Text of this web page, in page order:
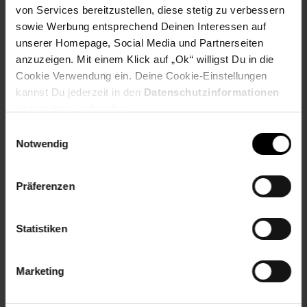
von Services bereitzustellen, diese stetig zu verbessern
sowie Werbung entsprechend Deinen Interessen auf
unserer Homepage, Social Media und Partnerseiten
anzuzeigen. Mit einem Klick auf „Ok“ willigst Du in die
Cookie Verwendung ein. Deine Cookie-Einstellungen
kannst Du jederzeit in den Datenschutzinformationen
Notwendig
Präferenzen
Statistiken
Marketing
Artikel gehört zur Kategorie:Weitere Küchenhelfer
Versandinformationen
Weinwelt